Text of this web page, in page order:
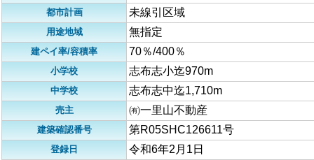
都市計画 未線引区域
用途地域 無指定
建ペイ率/容積率 70％/400％
小学校 志布志小迄970m
中学校 志布志中迄1,710m
売主 ㈲一里山不動産
建築確認番号 第R05SHC126611号
登録日 令和6年2月1日